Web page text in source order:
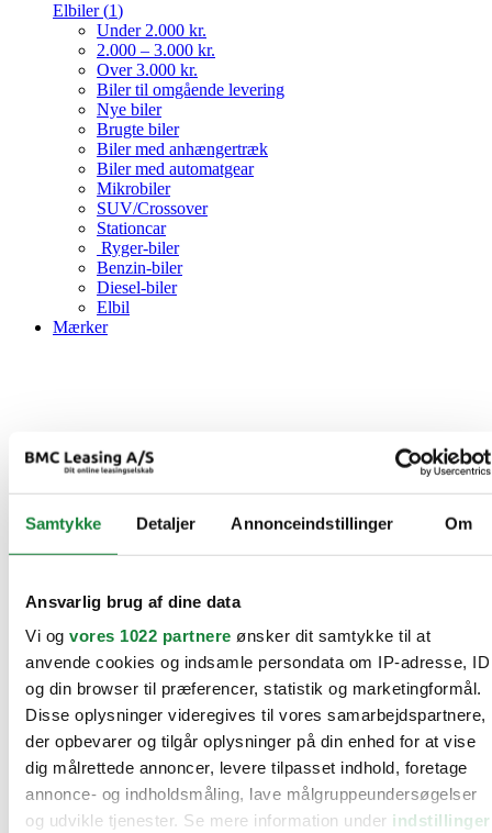
Samtykke Detaljer Annonceindstillinger Om
Ansvarlig brug af dine data
Vi og vores 1022 partnere ønsker dit samtykke til at
anvende cookies og indsamle persondata om IP-adresse, ID
og din browser til præferencer, statistik og marketingformål.
Disse oplysninger videregives til vores samarbejdspartnere,
der opbevarer og tilgår oplysninger på din enhed for at vise
dig målrettede annoncer, levere tilpasset indhold, foretage
annonce- og indholdsmåling, lave målgruppeundersøgelser
og udvikle tjenester. Se mere information under indstillinger
Elbiler (1)
Under 2.000 kr.
2.000 – 3.000 kr.
Over 3.000 kr.
Biler til omgående levering
Nye biler
Brugte biler
Biler med anhængertræk
Biler med automatgear
Mikrobiler
SUV/Crossover
Stationcar
Ryger-biler
Benzin-biler
Diesel-biler
Elbil
Mærker